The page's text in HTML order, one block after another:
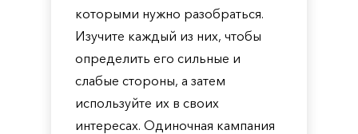
которыми нужно разобраться.
Изучите каждый из них, чтобы
определить его сильные и
слабые стороны, а затем
используйте их в своих
интересах. Одиночная кампания